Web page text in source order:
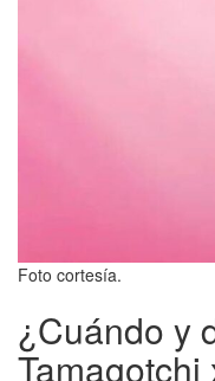
Foto cortesía.
¿Cuándo y
Tamagotchi